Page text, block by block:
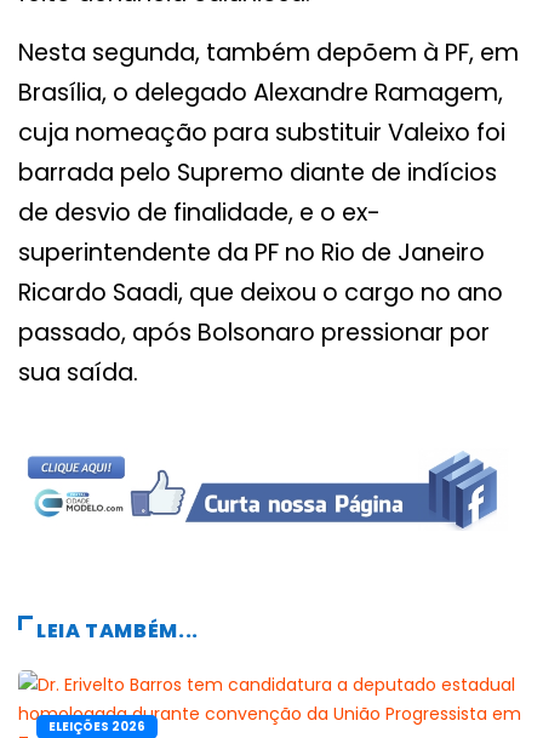
Nesta segunda, também depõem à PF, em
Brasília, o delegado Alexandre Ramagem,
cuja nomeação para substituir Valeixo foi
barrada pelo Supremo diante de indícios
de desvio de finalidade, e o ex-
superintendente da PF no Rio de Janeiro
Ricardo Saadi, que deixou o cargo no ano
passado, após Bolsonaro pressionar por
sua saída.
LEIA TAMBÉM...
ELEIÇÕES 2026